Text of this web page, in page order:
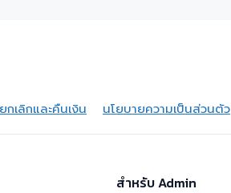
กเลิกและคืนเงิน นโยบายความเป็นส่วนตัว
สำหรับ Admin